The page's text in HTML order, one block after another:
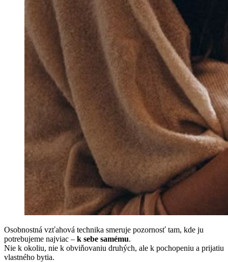
Osobnostná vzťahová technika smeruje pozornosť tam, kde ju
potrebujeme najviac – k sebe samému.
Nie k okoliu, nie k obviňovaniu druhých, ale k pochopeniu a prijatiu
vlastného bytia.